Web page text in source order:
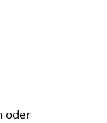
oder